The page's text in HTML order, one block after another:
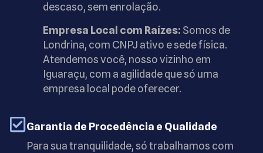
descaso, sem enrolação.
Empresa Local com Raízes: Somos de
Londrina, com CNPJ ativo e sede física.
Atendemos você, nosso vizinho em
Iguaraçu, com a agilidade que só uma
empresa local pode oferecer.
Garantia de Procedência e Qualidade
Para sua tranquilidade, só trabalhamos com